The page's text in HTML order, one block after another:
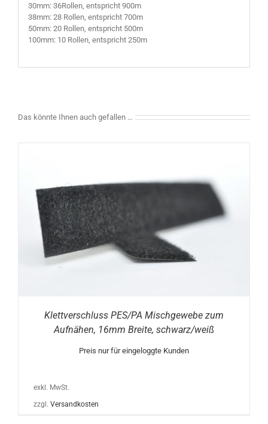
30mm: 36Rollen, entspricht 900m
38mm: 28 Rollen, entspricht 700m
50mm: 20 Rollen, entspricht 500m
100mm: 10 Rollen, entspricht 250m
Das könnte Ihnen auch gefallen …
Klettverschluss PES/PA Mischgewebe zum
Aufnähen, 16mm Breite, schwarz/weiß
Preis nur für eingeloggte Kunden
exkl. MwSt.
zzgl. Versandkosten